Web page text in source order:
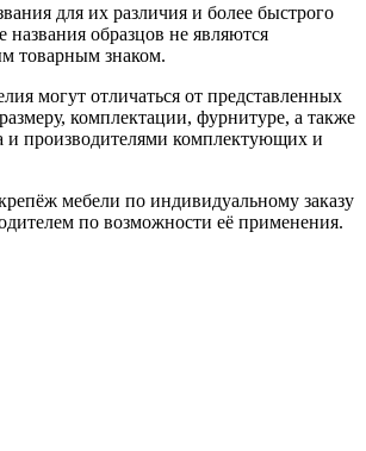
для их различия и более быстрого
названия образцов не являются
товарным знаком.
могут отличаться от представленных
комплектации, фурнитуре, а также
и производителями комплектующих и
мебели по индивидуальному заказу
по возможности её применения.